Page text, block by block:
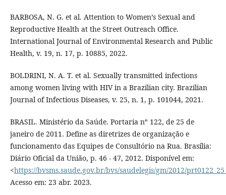
BARBOSA, N. G. et al. Attention to Women’s Sexual and
Reproductive Health at the Street Outreach Office.
International Journal of Environmental Research and Public
Health, v. 19, n. 17, p. 10885, 2022.
BOLDRINI, N. A. T. et al. Sexually transmitted infections
among women living with HIV in a Brazilian city. Brazilian
Journal of Infectious Diseases, v. 25, n. 1, p. 101044, 2021.
BRASIL. Ministério da Saúde. Portaria nº 122, de 25 de
janeiro de 2011. Define as diretrizes de organização e
funcionamento das Equipes de Consultório na Rua. Brasília:
Diário Oficial da União, p. 46 - 47, 2012. Disponível em:
<https://bvsms.saude.gov.br/bvs/saudelegis/gm/2012/
Acesso em: 23 abr. 2023.